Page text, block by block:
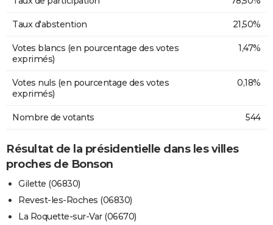
Taux d'abstention 21,50%
Votes blancs (en pourcentage des votes
exprimés)
1,47%
Votes nuls (en pourcentage des votes
exprimés)
0,18%
Nombre de votants 544
Résultat de la présidentielle dans les villes
proches de Bonson
Gilette (06830)
Revest-les-Roches (06830)
La Roquette-sur-Var (06670)